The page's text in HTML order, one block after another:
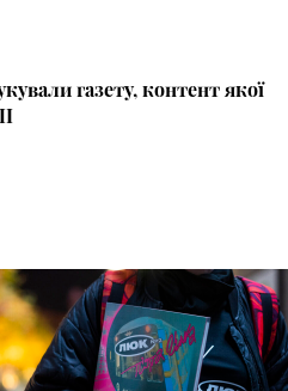
газету, контент якої